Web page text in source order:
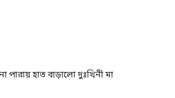
পারায় হাত বাড়ালো দুঃখিনী মা